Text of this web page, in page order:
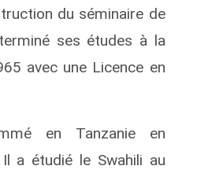
du séminaire de
ses études à la
avec une Licence en
en Tanzanie en
a étudié le Swahili au